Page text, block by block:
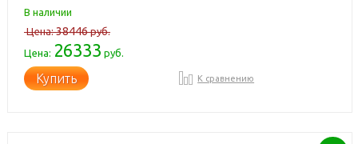
В наличии
Цена:38446руб.
Цена: 26333 руб.
Купить К сравнению